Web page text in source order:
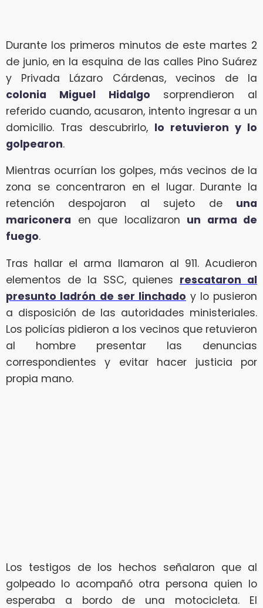
Durante los primeros minutos de este martes 2
de junio, en la esquina de las calles Pino Suárez
y Privada Lázaro Cárdenas, vecinos de la
colonia Miguel Hidalgo sorprendieron al
referido cuando, acusaron, intento ingresar a un
domicilio. Tras descubrirlo, lo retuvieron y lo
golpearon.
Mientras ocurrían los golpes, más vecinos de la
zona se concentraron en el lugar. Durante la
retención despojaron al sujeto de una
mariconera en que localizaron un arma de
fuego.
Tras hallar el arma llamaron al 911. Acudieron
elementos de la SSC, quienes rescataron al
presunto ladrón de ser linchado y lo pusieron
a disposición de las autoridades ministeriales.
Los policías pidieron a los vecinos que retuvieron
al hombre presentar las denuncias
correspondientes y evitar hacer justicia por
propia mano.
Los testigos de los hechos señalaron que al
golpeado lo acompañó otra persona quien lo
esperaba a bordo de una motocicleta. El